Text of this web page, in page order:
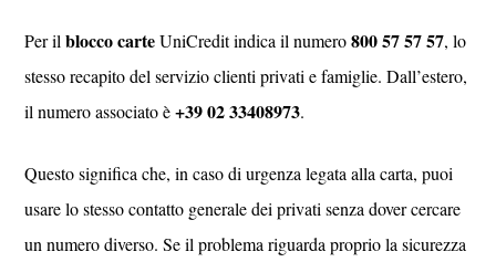
Per ilblocco carteUniCredit indica il numero800 57 57 57, lo
stesso recapito del servizio clienti privati e famiglie. Dall’estero,
il numero associato è+39 02 33408973.
Questo significa che, in caso di urgenza legata alla carta, puoi
usare lo stesso contatto generale dei privati senza dover cercare
un numero diverso. Se il problema riguarda proprio la sicurezza